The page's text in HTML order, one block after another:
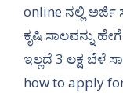
online ನಲ್ಲಿ ಅರ್ಜಿ
ಕೃಷಿ ಸಾಲವನ್ನು
ಇಲ್ಲದೆ 3 ಲಕ್ಷ ಬೆಳೆ
how to apply